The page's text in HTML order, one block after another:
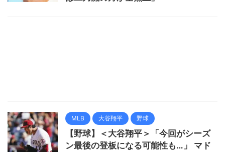
MLB 大谷翔平 野球
【野球】＜大谷翔平＞「今回がシーズ
ン最後の登板になる可能性も…」 マド